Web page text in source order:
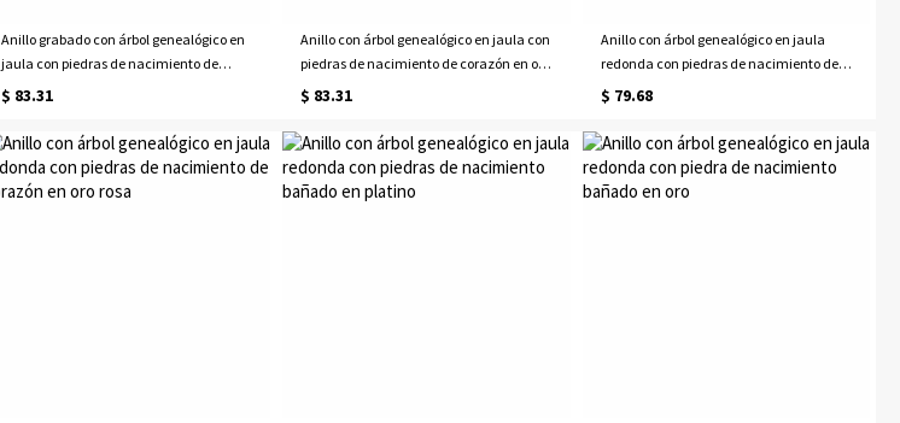
Anillo grabado con árbol genealógico en
jaula con piedras de nacimiento de
corazón bañado en oro
$ 83.31
Anillo con árbol genealógico en jaula con
piedras de nacimiento de corazón en oro
rosa
$ 83.31
Anillo con árbol genealógico en jaula
redonda con piedras de nacimiento de
corazón bañado en platino
$ 79.68